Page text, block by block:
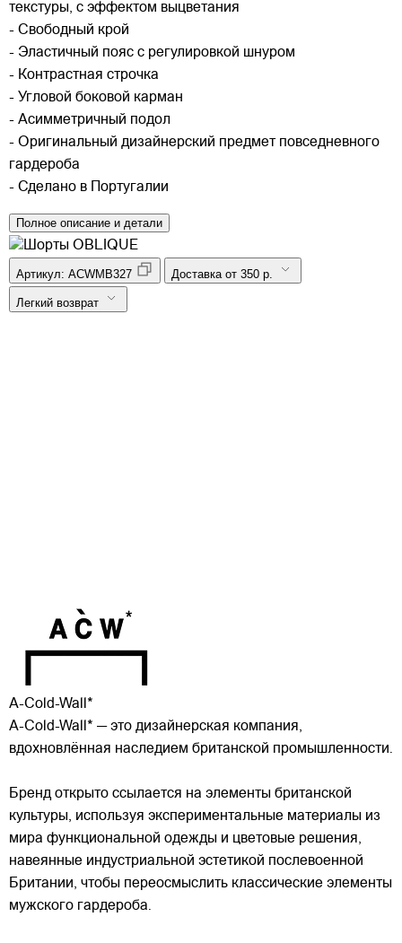
текстуры, с эффектом выцветания
- Свободный крой
- Эластичный пояс с регулировкой шнуром
- Контрастная строчка
- Угловой боковой карман
- Асимметричный подол
- Оригинальный дизайнерский предмет повседневного
гардероба
- Сделано в Португалии
Полное описание и детали
Артикул: ACWMB327 Доставка от 350 р.
Легкий возврат
A-Cold-Wall*
A-Cold-Wall* — это дизайнерская компания,
вдохновлённая наследием британской промышленности.
Бренд открыто ссылается на элементы британской
культуры, используя экспериментальные материалы из
мира функциональной одежды и цветовые решения,
навеянные индустриальной эстетикой послевоенной
Британии, чтобы переосмыслить классические элементы
мужского гардероба.